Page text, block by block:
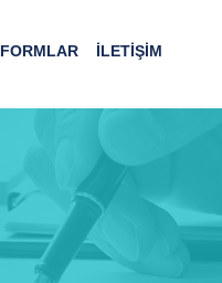
FORMLAR İLETİŞİM